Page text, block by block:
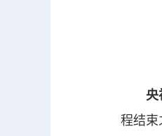
央
程结束